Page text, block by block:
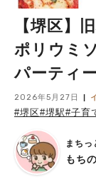
【堺区】
ポリウミ
パーティ
2026年5月27日
#堺区#堺駅#子育
まちっ
もちの